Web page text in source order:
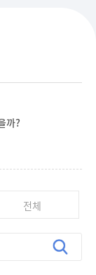
까?
전체